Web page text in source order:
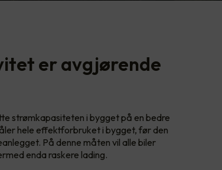
er avgjørende
strømkapasiteten i bygget på en bedre
hele effektforbruket i bygget, før den
På denne måten vil alle biler
enda raskere lading.